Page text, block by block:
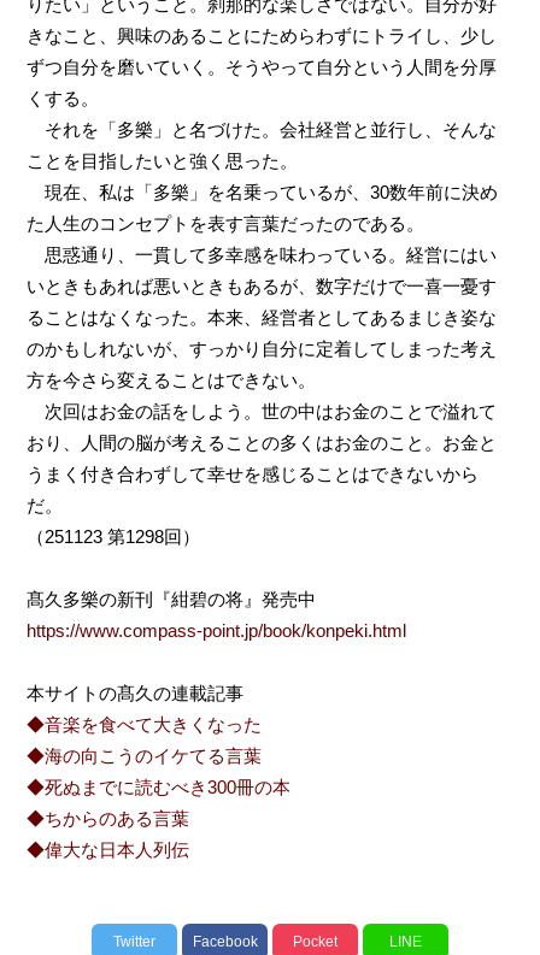
りたい」ということ。刹那的な楽しさではない。自分が好
きなこと、興味のあることにためらわずにトライし、少し
ずつ自分を磨いていく。そうやって自分という人間を分厚
くする。
それを「多樂」と名づけた。会社経営と並行し、そんな
ことを目指したいと強く思った。
現在、私は「多樂」を名乗っているが、30数年前に決め
た人生のコンセプトを表す言葉だったのである。
思惑通り、一貫して多幸感を味わっている。経営にはい
いときもあれば悪いときもあるが、数字だけで一喜一憂す
ることはなくなった。本来、経営者としてあるまじき姿な
のかもしれないが、すっかり自分に定着してしまった考え
方を今さら変えることはできない。
次回はお金の話をしよう。世の中はお金のことで溢れて
おり、人間の脳が考えることの多くはお金のこと。お金と
うまく付き合わずして幸せを感じることはできないから
だ。
（251123 第1298回）
髙久多樂の新刊『紺碧の将』発売中
https://www.compass-point.jp/book/konpeki.html
本サイトの髙久の連載記事
◆音楽を食べて大きくなった
◆海の向こうのイケてる言葉
◆死ぬまでに読むべき300冊の本
◆ちからのある言葉
◆偉大な日本人列伝
Twitter Facebook Pocket LINE